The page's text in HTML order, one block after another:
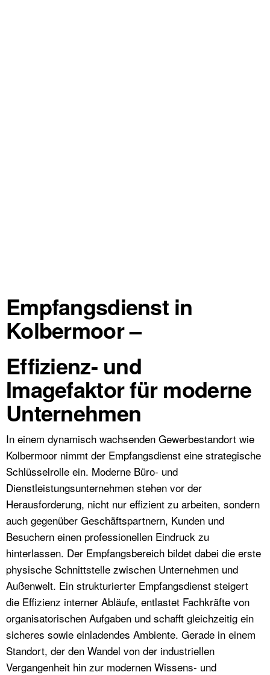
Empfangsdienst in
Kolbermoor –
Effizienz- und
Imagefaktor für moderne
Unternehmen
In einem dynamisch wachsenden Gewerbestandort wie
Kolbermoor nimmt der Empfangsdienst eine strategische
Schlüsselrolle ein. Moderne Büro- und
Dienstleistungsunternehmen stehen vor der
Herausforderung, nicht nur effizient zu arbeiten, sondern
auch gegenüber Geschäftspartnern, Kunden und
Besuchern einen professionellen Eindruck zu
hinterlassen. Der Empfangsbereich bildet dabei die erste
physische Schnittstelle zwischen Unternehmen und
Außenwelt. Ein strukturierter Empfangsdienst steigert
die Effizienz interner Abläufe, entlastet Fachkräfte von
organisatorischen Aufgaben und schafft gleichzeitig ein
sicheres sowie einladendes Ambiente. Gerade in einem
Standort, der den Wandel von der industriellen
Vergangenheit hin zur modernen Wissens- und